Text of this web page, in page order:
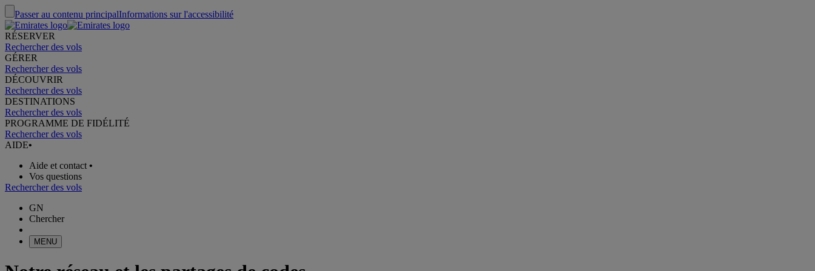
Passer au contenu principalInformations sur l'accessibilité
RÉSERVER
Rechercher des vols
GÉRER
Rechercher des vols
DÉCOUVRIR
Rechercher des vols
DESTINATIONS
Rechercher des vols
PROGRAMME DE FIDÉLITÉ
Rechercher des vols
AIDE•
Aide et contact •
Vos questions
Rechercher des vols
GN
Chercher
MENU